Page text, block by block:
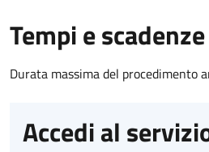
Tempi e scadenze
Durata massima del procedimento
Accedi al